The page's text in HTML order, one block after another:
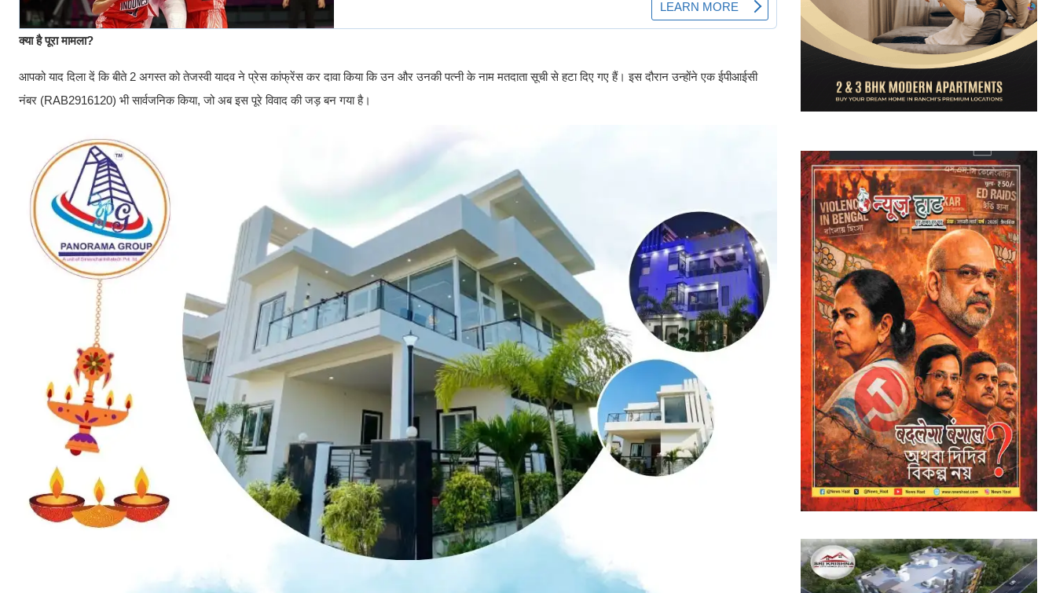
क्या है पूरा मामला?
आपको याद दिला दें कि बीते 2 अगस्त को तेजस्वी यादव ने प्रेस कांफ्रेंस कर दावा किया कि उन और उनकी पत्नी के नाम मतदाता सूची से हटा दिए गए हैं। इस दौरान उन्होंने एक ईपीआईसी
नंबर (RAB2916120) भी सार्वजनिक किया, जो अब इस पूरे विवाद की जड़ बन गया है।